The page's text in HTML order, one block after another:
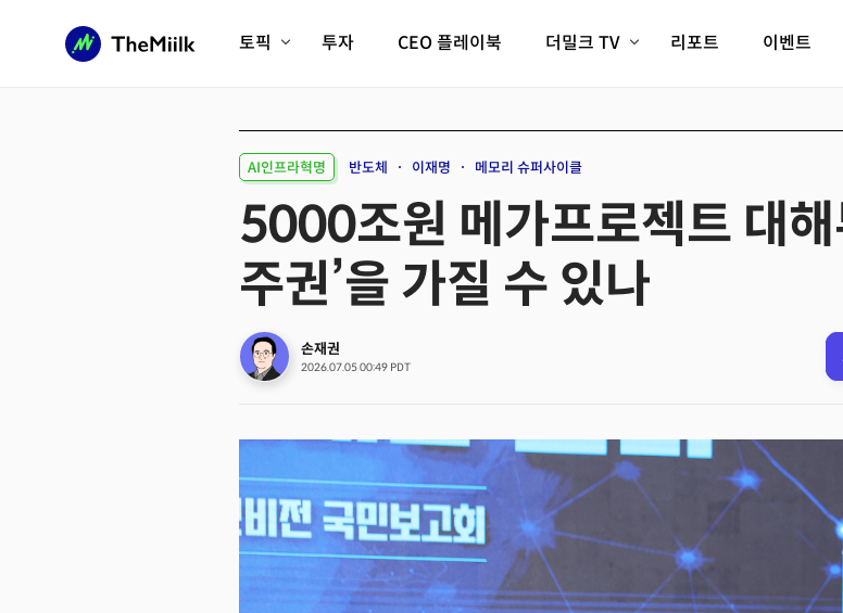
토픽
피지컬AI/로봇
AX비즈니스혁명 미래 교육/직업
전체 기사 보기
투자 CEO 플레이북 더밀크 TV
크리스의 뉴욕 시그널
더밀크 아카데미
더웨이브/트렌드쇼
리포트 이벤트
AI인프라혁명 반도체 이재명 메모리 슈퍼사이클
5000조원 메가프로젝트 대
주권’을 가질 수 있나
손재권
2026.07.05 00:49 PDT